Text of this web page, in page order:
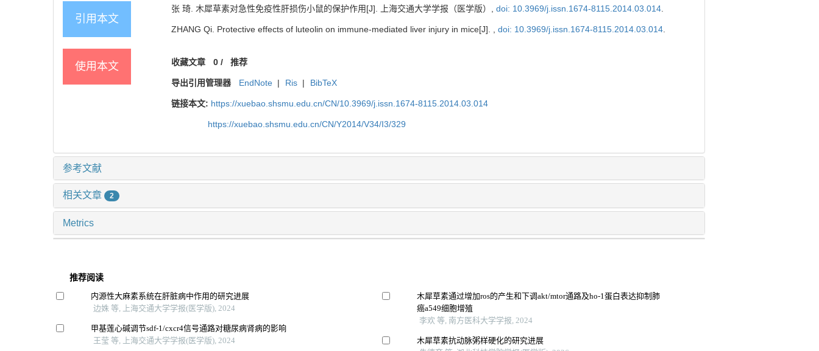
引用本文
张 琦. 木犀草素对急性免疫性肝损伤小鼠的保护作用[J]. 上海交通大学学报（医学版）, doi: 10.3969/j.issn.1674-8115.2014.03.014.
ZHANG Qi. Protective effects of luteolin on immune-mediated liver injury in mice[J]. , doi: 10.3969/j.issn.1674-8115.2014.03.014.
使用本文 收藏文章 0/ 推荐
导出引用管理器 EndNote | Ris | BibTeX
链接本文: https://xuebao.shsmu.edu.cn/CN/10.3969/j.issn.1674-8115.2014.03.014
https://xuebao.shsmu.edu.cn/CN/Y2014/V34/I3/329
参考文献
相关文章 2
Metrics
推荐阅读
内源性大麻素系统在肝脏病中作用的研究进展
边姝 等, 上海交通大学学报(医学版), 2024
甲基莲心碱调节sdf-1/cxcr4信号通路对糖尿病肾病的影响
王莹 等, 上海交通大学学报(医学版), 2024
木犀草素通过增加ros的产生和下调akt/mtor通路及ho-1蛋白表达抑制肺
癌a549细胞增殖
李欢 等, 南方医科大学学报, 2024
木犀草素抗动脉粥样硬化的研究进展